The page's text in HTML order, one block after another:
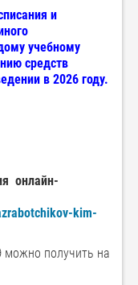
и
учебному
средств
в 2026 году.
онлайн-
kim-
получить на